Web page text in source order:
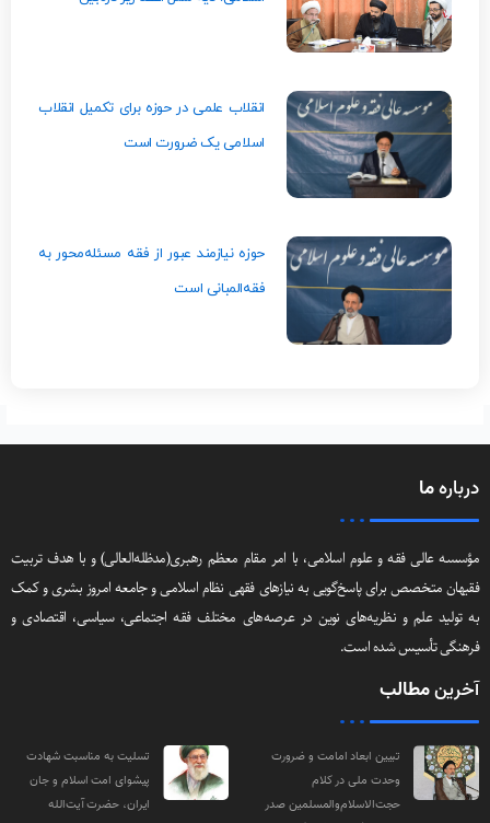
انقلاب علمی در حوزه برای تکمیل انقلاب
اسلامی یک ضرورت است
حوزه نیازمند عبور از فقه مسئله‌محور به
فقه‌المبانی است
با امر مقام معظم رهبری(مد‌ظله‌العالی) و با هدف تربیت
به نیازهای فقهی نظام اسلامی و جامعه امروز بشری و کمک
نوین در عرصه‌های مختلف فقه اجتماعی‌، سیاسی‌، اقتصادی و
امامت و ضرورت
کلام
صدر
تسلیت به مناسبت شهادت
پیشوای امت اسلام و جان
ایران، حضرت آیت‌الله